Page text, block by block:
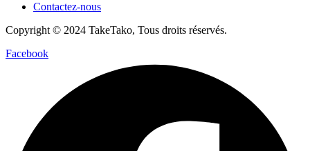
Contactez-nous
Copyright © 2024 TakeTako, Tous droits réservés.
Facebook